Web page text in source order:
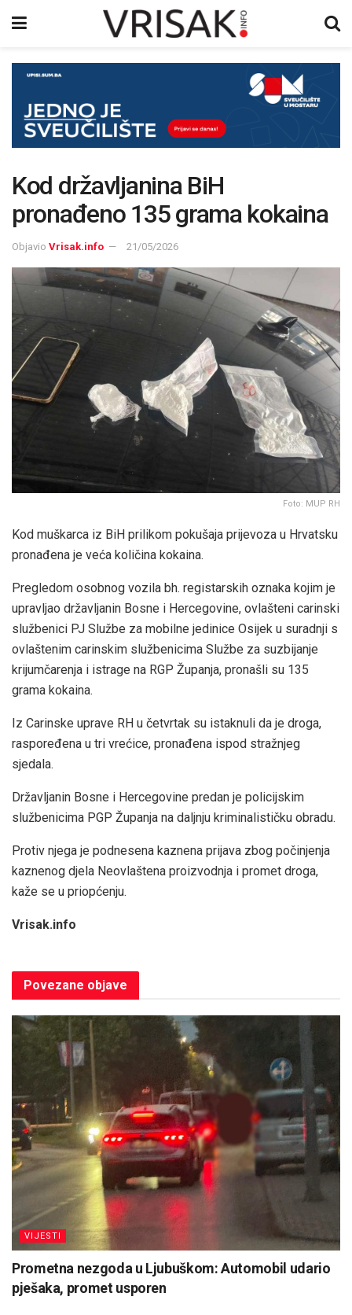
Kod državljanina BiH
pronađeno 135 grama kokaina
Objavio Vrisak.info 21/05/2026
Foto: MUP RH
Kod muškarca iz BiH prilikom pokušaja prijevoza u Hrvatsku
pronađena je veća količina kokaina.
Pregledom osobnog vozila bh. registarskih oznaka kojim je
upravljao državljanin Bosne i Hercegovine, ovlašteni carinski
službenici PJ Službe za mobilne jedinice Osijek u suradnji s
ovlaštenim carinskim službenicima Službe za suzbijanje
krijumčarenja i istrage na RGP Županja, pronašli su 135
grama kokaina.
Iz Carinske uprave RH u četvrtak su istaknuli da je droga,
raspoređena u tri vrećice, pronađena ispod stražnjeg
sjedala.
Državljanin Bosne i Hercegovine predan je policijskim
službenicima PGP Županja na daljnju kriminalističku obradu.
Protiv njega je podnesena kaznena prijava zbog počinjenja
kaznenog djela Neovlaštena proizvodnja i promet droga,
kaže se u priopćenju.
Vrisak.info
Povezane objave
VIJESTI
Prometna nezgoda u Ljubuškom: Automobil udario
pješaka, promet usporen